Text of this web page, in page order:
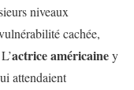
niveaux
cachée,
actrice américainey
attendaient